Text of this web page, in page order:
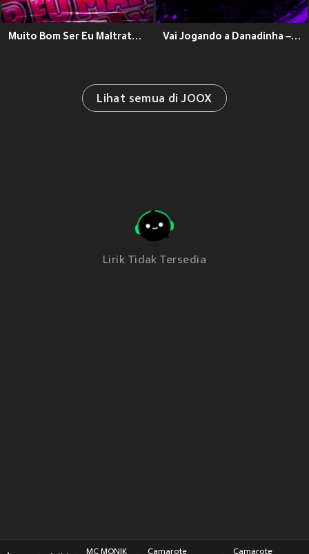
Muito Bom Ser Eu Maltrata Minha Xota (Explicit) Vai Jogando a Danadinha – MC Monik do Pix, Henrique Moura & DJ Wiver Incomparável (Explicit)
Lihat semua di JOOX
Lirik Tidak Tersedia
MC MONIK Camarote Camarote